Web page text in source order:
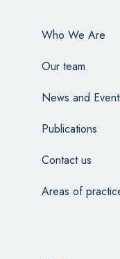
Who We Are
Our team
News and
Publications
Contact us
Areas of